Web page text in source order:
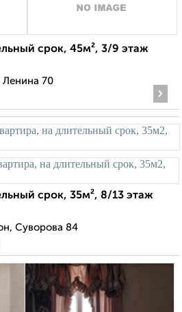
срок, 45м², 3/9 этаж
Ленина 70
›
срок, 35м², 8/13 этаж
Суворова 84